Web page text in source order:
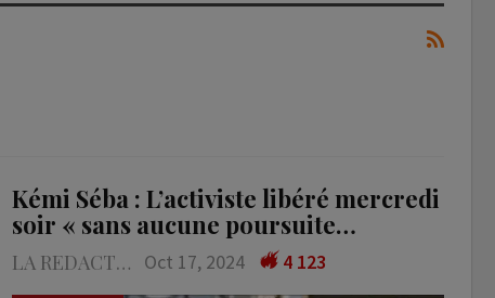
Kémi Séba : L’activiste libéré mercredi
soir « sans aucune poursuite…
LA REDACTION Oct 17, 2024
4 123